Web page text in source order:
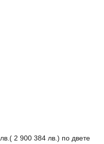
2 900 384 лв.) по двете